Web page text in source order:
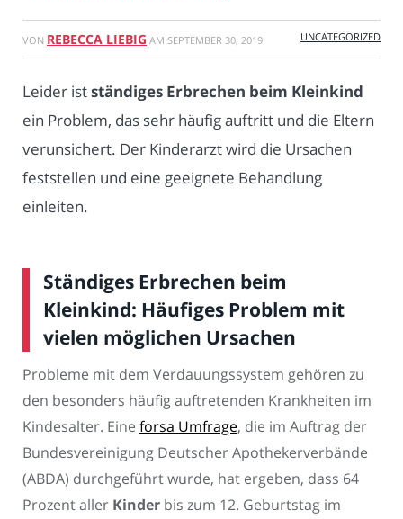
VON REBECCA LIEBIG AM SEPTEMBER 30, 2019 UNCATEGORIZED
Leider istständiges Erbrechen beim Kleinkind
ein Problem, das sehr häufig auftritt und die Eltern
verunsichert. Der Kinderarzt wird die Ursachen
feststellen und eine geeignete Behandlung
einleiten.
Ständiges Erbrechen beim
Kleinkind: Häufiges Problem mit
vielen möglichen Ursachen
Probleme mit dem Verdauungssystem gehören zu
den besonders häufig auftretenden Krankheiten im
Kindesalter. Eine forsa Umfrage, die im Auftrag der
Bundesvereinigung Deutscher Apothekerverbände
(ABDA) durchgeführt wurde, hat ergeben, dass 64
Prozent aller Kinder bis zum 12. Geburtstag im